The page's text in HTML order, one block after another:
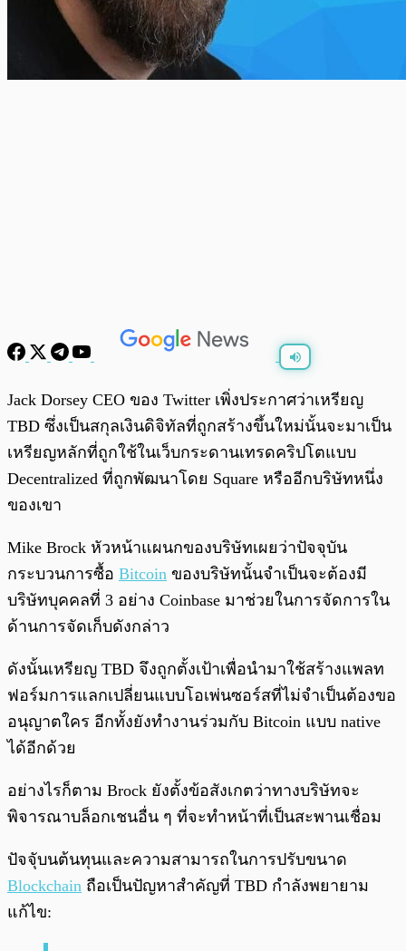
/
Jack Dorsey CEO ของ Twitter เพิ่งประกาศว่าเหรียญ
TBD ซึ่งเป็นสกุลเงินดิจิทัลที่ถูกสร้างขึ้นใหม่นั้นจะมาเป็น
เหรียญหลักที่ถูกใช้ในเว็บกระดานเทรดคริปโตแบบ
Decentralized ที่ถูกพัฒนาโดย Square หรืออีกบริษัทหนึ่ง
ของเขา
Mike Brock หัวหน้าแผนกของบริษัทเผยว่าปัจจุบัน
กระบวนการซื้อ Bitcoin ของบริษัทนั้นจำเป็นจะต้องมี
บริษัทบุคคลที่ 3 อย่าง Coinbase มาช่วยในการจัดการใน
ด้านการจัดเก็บดังกล่าว
ดังนั้นเหรียญ TBD จึงถูกตั้งเป้าเพื่อนำมาใช้สร้างแพลท
ฟอร์มการแลกเปลี่ยนแบบโอเพ่นซอร์สที่ไม่จำเป็นต้องขอ
อนุญาตใคร อีกทั้งยังทำงานร่วมกับ Bitcoin แบบ native
ได้อีกด้วย
อย่างไรก็ตาม Brock ยังตั้งข้อสังเกตว่าทางบริษัทจะ
พิจารณาบล็อกเชนอื่น ๆ ที่จะทำหน้าที่เป็นสะพานเชื่อม
ปัจจุับนต้นทุนและความสามารถในการปรับขนาด
Blockchain ถือเป็นปัญหาสำคัญที่ TBD กำลังพยายาม
แก้ไข: